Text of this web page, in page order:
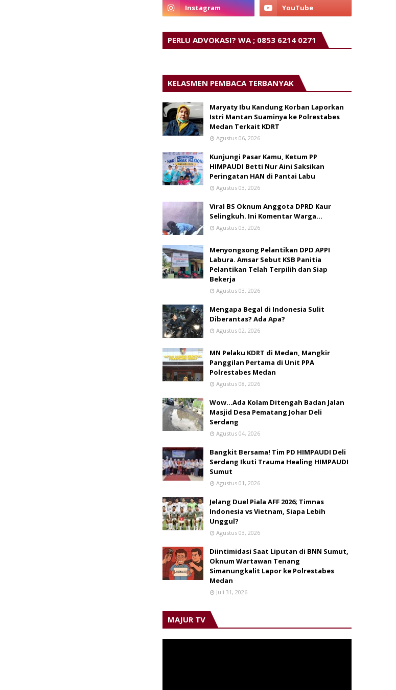
PERLU ADVOKASI? WA ; 0853 6214 0271
KELASMEN PEMBACA TERBANYAK
Maryaty Ibu Kandung Korban Laporkan
Istri Mantan Suaminya ke Polrestabes
Medan Terkait KDRT
Agustus 06, 2026
Kunjungi Pasar Kamu, Ketum PP
HIMPAUDI Betti Nur Aini Saksikan
Peringatan HAN di Pantai Labu
Agustus 03, 2026
Viral BS Oknum Anggota DPRD Kaur
Selingkuh. Ini Komentar Warga…
Agustus 03, 2026
Menyongsong Pelantikan DPD APPI
Labura. Amsar Sebut KSB Panitia
Pelantikan Telah Terpilih dan Siap
Bekerja
Agustus 03, 2026
Mengapa Begal di Indonesia Sulit
Diberantas? Ada Apa?
Agustus 02, 2026
MN Pelaku KDRT di Medan, Mangkir
Panggilan Pertama di Unit PPA
Polrestabes Medan
Agustus 08, 2026
Wow...Ada Kolam Ditengah Badan Jalan
Masjid Desa Pematang Johar Deli
Serdang
Agustus 04, 2026
Bangkit Bersama! Tim PD HIMPAUDI Deli
Serdang Ikuti Trauma Healing HIMPAUDI
Sumut
Agustus 01, 2026
Jelang Duel Piala AFF 2026; Timnas
Indonesia vs Vietnam, Siapa Lebih
Unggul?
Agustus 03, 2026
Diintimidasi Saat Liputan di BNN Sumut,
Oknum Wartawan Tenang
Simanungkalit Lapor ke Polrestabes
Medan
Juli 31, 2026
MAJUR TV